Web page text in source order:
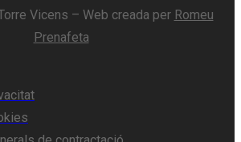
Vicens – Web creada per Romeu
Prenafeta